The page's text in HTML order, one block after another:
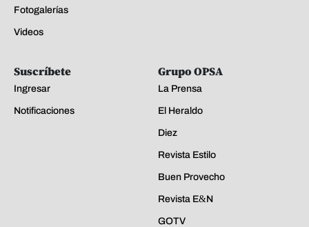
Fotogalerías
Videos
Suscríbete
Ingresar
Notificaciones
Grupo OPSA
La Prensa
El Heraldo
Diez
Revista Estilo
Buen Provecho
Revista E&N
GOTV